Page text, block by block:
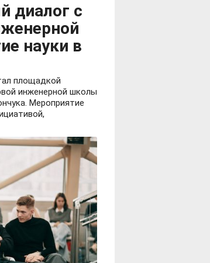
диалог с
науки в
площадкой
инженерной школы
Мероприятие